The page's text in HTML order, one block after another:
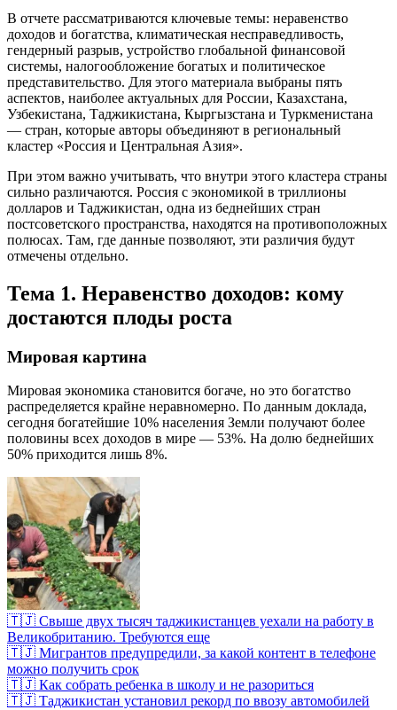
В отчете рассматриваются ключевые темы: неравенство
доходов и богатства, климатическая несправедливость,
гендерный разрыв, устройство глобальной финансовой
системы, налогообложение богатых и политическое
представительство. Для этого материала выбраны пять
аспектов, наиболее актуальных для России, Казахстана,
Узбекистана, Таджикистана, Кыргызстана и Туркменистана
— стран, которые авторы объединяют в региональный
кластер «Россия и Центральная Азия».
При этом важно учитывать, что внутри этого кластера страны
сильно различаются. Россия с экономикой в триллионы
долларов и Таджикистан, одна из беднейших стран
постсоветского пространства, находятся на противоположных
полюсах. Там, где данные позволяют, эти различия будут
отмечены отдельно.
Тема 1. Неравенство доходов: кому
достаются плоды роста
Мировая картина
Мировая экономика становится богаче, но это богатство
распределяется крайне неравномерно. По данным доклада,
сегодня богатейшие 10% населения Земли получают более
половины всех доходов в мире — 53%. На долю беднейших
50% приходится лишь 8%.
🇹🇯 Свыше двух тысяч таджикистанцев уехали на работу в
Великобританию. Требуются еще
🇹🇯 Мигрантов предупредили, за какой контент в телефоне
можно получить срок
🇹🇯 Как собрать ребенка в школу и не разориться
🇹🇯 Таджикистан установил рекорд по ввозу автомобилей